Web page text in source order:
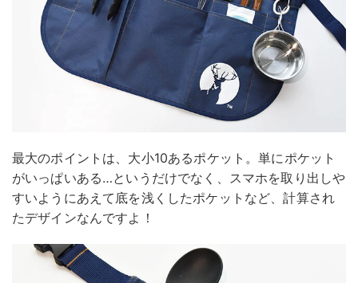
最大のポイントは、大小10あるポケット。単にポケット
がいっぱいある…というだけでなく、スマホを取り出しや
すいようにあえて底を浅くしたポケットなど、計算され
たデザインなんですよ！